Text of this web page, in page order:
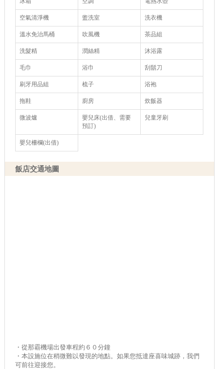
空氣清淨機 盥洗室 洗衣機
溫水免治馬桶 吹風機 茶品組
洗髮精 潤絲精 沐浴露
毛巾 浴巾 刮鬍刀
刷牙用品組 梳子 浴袍
拖鞋 廚房 炊飯器
微波爐
嬰兒床(出借、需要
預訂)
兒童牙刷
嬰兒柵欄(出借)
飯店交通地圖
・從那霸機場出發車程約６０分鐘
・本設施位在稍微難以發現的地點。如果您抵達座喜味城跡，我們
可前往迎接您。